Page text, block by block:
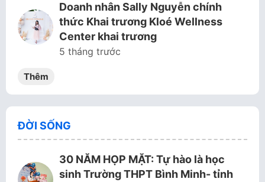
Doanh nhân Sally Nguyễn chính
thức Khai trương Kloé Wellness
Center khai trương
5 tháng trước
Thêm
ĐỜI SỐNG
30 NĂM HỌP MẶT: Tự hào là học
sinh Trường THPT Bình Minh- tỉnh